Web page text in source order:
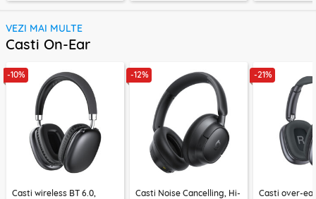
VEZI MAI MULTE
Casti On-Ear
-10%
Casti wireless BT 6.0,
-12%
Casti Noise Cancelling, Hi-
-21%
Casti over-